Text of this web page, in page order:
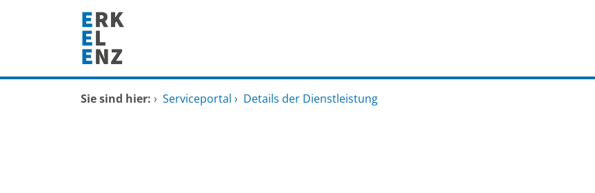
Zum Hauptinhalt springen
Startseite
Sie sind hier: › Serviceportal › Details der Dienstleistung